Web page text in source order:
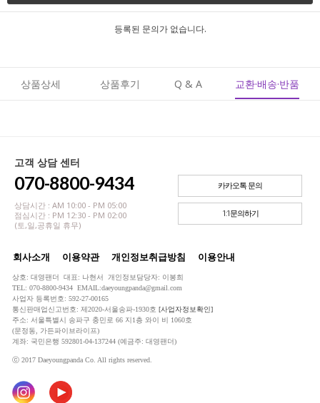
등록된 문의가 없습니다.
상품상세 상품후기 Q & A 교환·배송·반품
고객 상담 센터
070-8800-9434
상담시간 : AM 10:00 - PM 05:00
점심시간 : PM 12:30 - PM 02:00
(토,일,공휴일 휴무)
카카오톡 문의
1:1문의하기
회사소개 이용약관 개인정보취급방침 이용안내
상호: 대영팬더 대표: 나현서 개인정보담당자: 이봉희
TEL: 070-8800-9434 EMAIL:daeyoungpanda@gmail.com
사업자 등록번호: 592-27-00165
통신판매업신고번호: 제2020-서울송파-1930호 [사업자정보확인]
주소: 서울특별시 송파구 충민로 66 지1층 와이 비 1060호
(문정동, 가든파이브라이프)
계좌: 국민은행 592801-04-137244 (예금주: 대영팬더)
ⓒ 2017 Daeyoungpanda Co. All rights reserved.